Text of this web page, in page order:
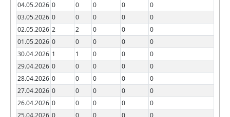
04.05.2026 0 0 0 0
0
03.05.2026 0 0 0 0
0
02.05.2026 2 2 0 0
0
01.05.2026 0 0 0 0
0
30.04.2026 1 1 0 0
0
29.04.2026 0 0 0 0
0
28.04.2026 0 0 0 0
0
27.04.2026 0 0 0 0
0
26.04.2026 0 0 0 0
0
25.04.2026 0 0 0 0 0